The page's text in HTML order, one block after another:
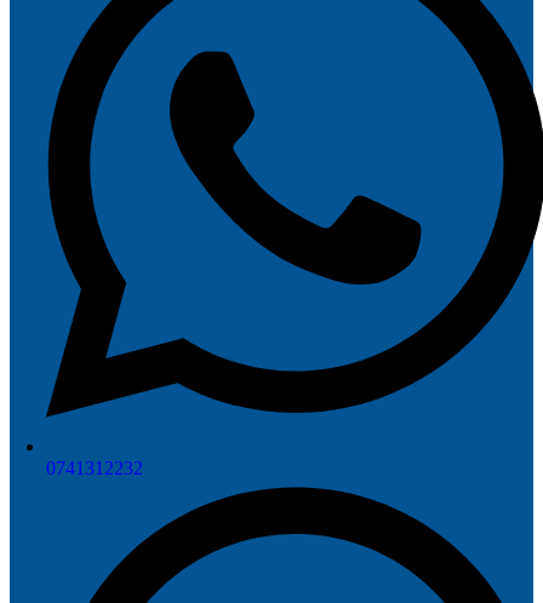
0741312232